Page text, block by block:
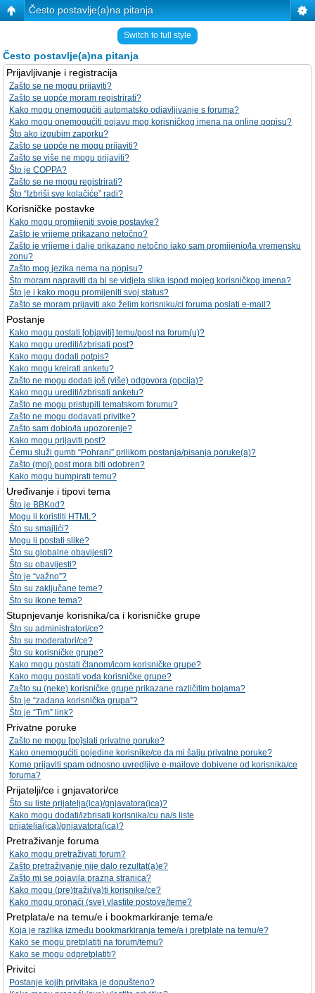
Često postavlje(a)na pitanja
Switch to full style
Često postavlje(a)na pitanja
Prijavljivanje i registracija
Zašto se ne mogu prijaviti?
Zašto se uopće moram registrirati?
Kako mogu onemogućiti automatsko odjavljivanje s foruma?
Kako mogu onemogućiti pojavu mog korisničkog imena na online popisu?
Što ako izgubim zaporku?
Zašto se uopće ne mogu prijaviti?
Zašto se više ne mogu prijaviti?
Što je COPPA?
Zašto se ne mogu registrirati?
Što “Izbriši sve kolačiće” radi?
Korisničke postavke
Kako mogu promijeniti svoje postavke?
Zašto je vrijeme prikazano netočno?
Zašto je vrijeme i dalje prikazano netočno iako sam promijenio/la vremensku
zonu?
Zašto mog jezika nema na popisu?
Što moram napraviti da bi se vidjela slika ispod mojeg korisničkog imena?
Što je i kako mogu promijeniti svoj status?
Zašto se moram prijaviti ako želim korisniku/ci foruma poslati e-mail?
Postanje
Kako mogu postati [objaviti] temu/post na forum(u)?
Kako mogu urediti/izbrisati post?
Kako mogu dodati potpis?
Kako mogu kreirati anketu?
Zašto ne mogu dodati još (više) odgovora (opcija)?
Kako mogu urediti/izbrisati anketu?
Zašto ne mogu pristupiti tematskom forumu?
Zašto ne mogu dodavati privitke?
Zašto sam dobio/la upozorenje?
Kako mogu prijaviti post?
Čemu služi gumb “Pohrani” prilikom postanja/pisanja poruke(a)?
Zašto (moj) post mora biti odobren?
Kako mogu bumpirati temu?
Uređivanje i tipovi tema
Što je BBKod?
Mogu li koristiti HTML?
Što su smajlići?
Mogu li postati slike?
Što su globalne obavijesti?
Što su obavijesti?
Što je “važno”?
Što su zaključane teme?
Što su ikone tema?
Stupnjevanje korisnika/ca i korisničke grupe
Što su administratori/ce?
Što su moderatori/ce?
Što su korisničke grupe?
Kako mogu postati članom/icom korisničke grupe?
Kako mogu postati vođa korisničke grupe?
Zašto su (neke) korisničke grupe prikazane različitim bojama?
Što je “zadana korisnička grupa”?
Što je “Tim” link?
Privatne poruke
Zašto ne mogu [po]slati privatne poruke?
Kako onemogućiti pojedine korisnike/ce da mi šalju privatne poruke?
Kome prijaviti spam odnosno uvredljive e-mailove dobivene od korisnika/ce
foruma?
Prijatelji/ce i gnjavatori/ce
Što su liste prijatelja(ica)/gnjavatora(ica)?
Kako mogu dodati/izbrisati korisnika/cu na/s liste
prijatelja(ica)/gnjavatora(ica)?
Pretraživanje foruma
Kako mogu pretraživati forum?
Zašto pretraživanje nije dalo rezultat(a)e?
Zašto mi se pojavila prazna stranica?
Kako mogu (pre)traži(va)ti korisnike/ce?
Kako mogu pronaći (sve) vlastite postove/teme?
Pretplata/e na temu/e i bookmarkiranje tema/e
Koja je razlika između bookmarkiranja teme/a i pretplate na temu/e?
Kako se mogu pretplatiti na forum/temu?
Kako se mogu odpretplatiti?
Privitci
Postanje kojih privitaka je dopušteno?